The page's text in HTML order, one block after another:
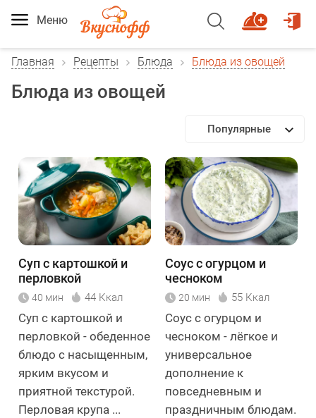
Меню
Главная Рецепты Блюда Блюда из овощей
Блюда из овощей
Популярные
Суп с картошкой и
перловкой
40 мин 44 Ккал
Суп с картошкой и
перловкой - обеденное
блюдо с насыщенным,
ярким вкусом и
приятной текстурой.
Перловая крупа ...
Соус с огурцом и
чесноком
20 мин 55 Ккал
Соус с огурцом и
чесноком - лёгкое и
универсальное
дополнение к
повседневным и
праздничным блюдам.